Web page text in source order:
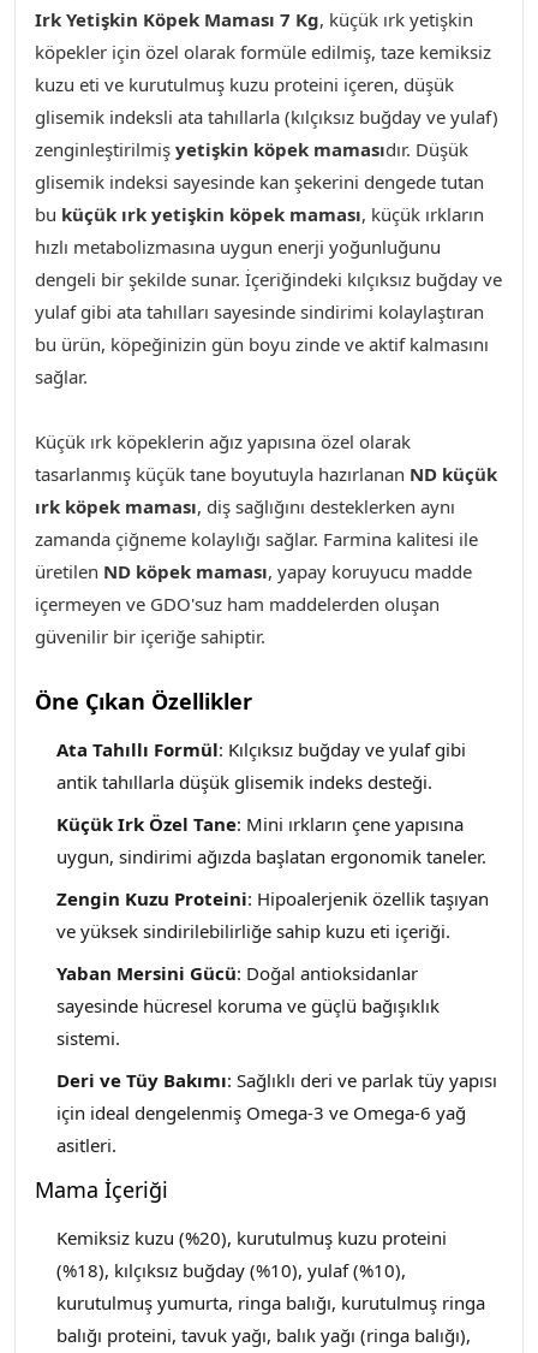
Irk Yetişkin Köpek Maması 7 Kg, küçük ırk yetişkin
köpekler için özel olarak formüle edilmiş, taze kemiksiz
kuzu eti ve kurutulmuş kuzu proteini içeren, düşük
glisemik indeksli ata tahıllarla (kılçıksız buğday ve yulaf)
zenginleştirilmiş yetişkin köpek mamasıdır. Düşük
glisemik indeksi sayesinde kan şekerini dengede tutan
bu küçük ırk yetişkin köpek maması, küçük ırkların
hızlı metabolizmasına uygun enerji yoğunluğunu
dengeli bir şekilde sunar. İçeriğindeki kılçıksız buğday ve
yulaf gibi ata tahılları sayesinde sindirimi kolaylaştıran
bu ürün, köpeğinizin gün boyu zinde ve aktif kalmasını
sağlar.
Küçük ırk köpeklerin ağız yapısına özel olarak
tasarlanmış küçük tane boyutuyla hazırlanan ND küçük
ırk köpek maması, diş sağlığını desteklerken aynı
zamanda çiğneme kolaylığı sağlar. Farmina kalitesi ile
üretilen ND köpek maması, yapay koruyucu madde
içermeyen ve GDO'suz ham maddelerden oluşan
güvenilir bir içeriğe sahiptir.
Öne Çıkan Özellikler
Ata Tahıllı Formül: Kılçıksız buğday ve yulaf gibi
antik tahıllarla düşük glisemik indeks desteği.
Küçük Irk Özel Tane: Mini ırkların çene yapısına
uygun, sindirimi ağızda başlatan ergonomik taneler.
Zengin Kuzu Proteini: Hipoalerjenik özellik taşıyan
ve yüksek sindirilebilirliğe sahip kuzu eti içeriği.
Yaban Mersini Gücü: Doğal antioksidanlar
sayesinde hücresel koruma ve güçlü bağışıklık
sistemi.
Deri ve Tüy Bakımı: Sağlıklı deri ve parlak tüy yapısı
için ideal dengelenmiş Omega-3 ve Omega-6 yağ
asitleri.
Mama İçeriği
Kemiksiz kuzu (%20), kurutulmuş kuzu proteini
(%18), kılçıksız buğday (%10), yulaf (%10),
kurutulmuş yumurta, ringa balığı, kurutulmuş ringa
balığı proteini, tavuk yağı, balık yağı (ringa balığı),